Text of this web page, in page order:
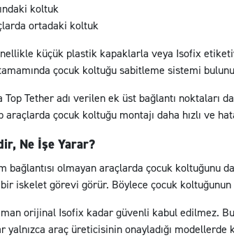
koltuk
ortadaki koltuk
küçük plastik kapaklarla veya Isofix
çocuk koltuğu sabitleme sistemi
Top Tether adı verilen ek üst bağlantı
çocuk koltuğu montajı daha hızlı ve
Ne İşe Yarar?
bağlantısı olmayan araçlarda çocuk koltuğunu
iskelet görevi görür. Böylece çocuk koltuğunun
orijinal Isofix kadar güvenli kabul edilmez.
yalnızca araç üreticisinin onayladığı